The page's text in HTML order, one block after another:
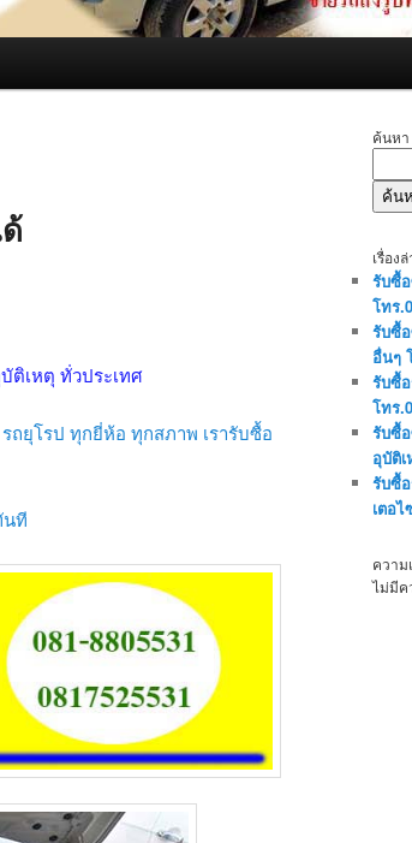
ติเหตุ ทั่วประเทศ
ถยุโรป ทุกยี่ห้อ ทุกสภาพ เรารับซื้อ
นที
ค้นหา
ค้น
เรื่อง
รับซื้
โทร
รับซื้
อื่นๆ
รับซื้
โทร
รับซื้
อุบัติ
รับซื้
เตอไ
ความ
ไม่มีค